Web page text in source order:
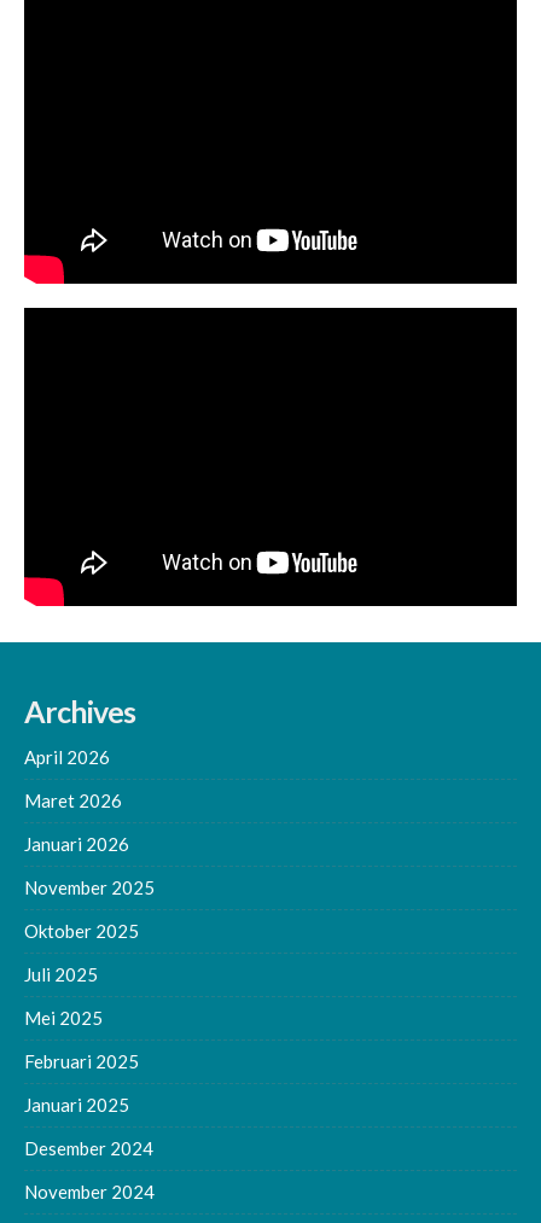
Archives
April 2026
Maret 2026
Januari 2026
November 2025
Oktober 2025
Juli 2025
Mei 2025
Februari 2025
Januari 2025
Desember 2024
November 2024